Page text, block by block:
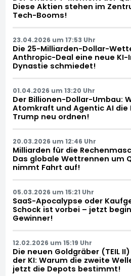
Diese Aktien stehen im
Tech-Booms!
23.04.2026 um 17:53 Uhr
Die 25-Milliarden-Dollar-
Anthropic-Deal eine neue
Dynastie schmiedet!
01.04.2026 um 13:20 Uhr
Der Billionen-Dollar-Umbau:
Atomkraft und Agentic AI die
Trump neu ordnen!
20.03.2026 um 12:46 Uhr
Milliarden für die
Das globale Wettrennen um
nimmt Fahrt auf!
05.03.2026 um 15:21 Uhr
SaaS-Apocalypse oder
Schock ist vorbei – jetzt
Gewinner!
12.02.2026 um 15:19 Uhr
Die neuen Goldgräber (TEIL
der KI: Warum die zweite
jetzt die Depots bestimmt!